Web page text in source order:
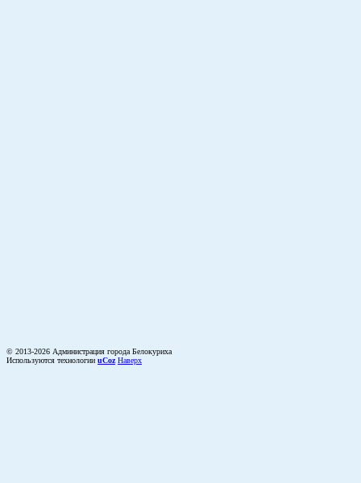
© 2013-2026 Администрация города Белокуриха
Используются технологии uCoz Наверх